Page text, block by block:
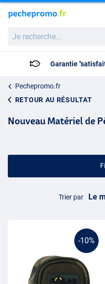
recherche...
Livraison:
Pechepromo.fr
RETOUR AU RÉSULTAT
Nouveau Matériel de
Trier par
-10%